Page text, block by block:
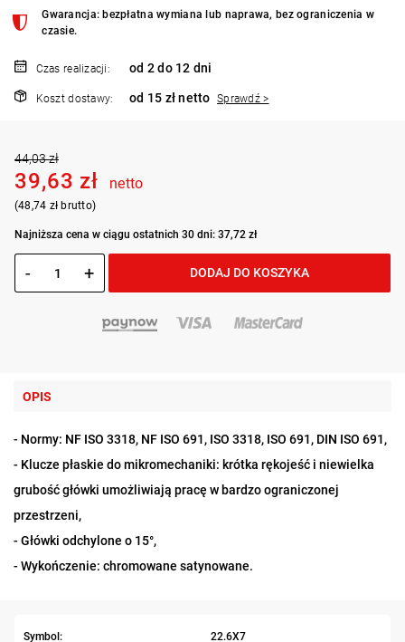
Gwarancja: bezpłatna wymiana lub naprawa, bez ograniczenia w
czasie.
Czas realizacji: od 2 do 12 dni
Koszt dostawy: od 15 zł netto Sprawdź >
44,03 zł
39,63 zł netto
(48,74 zł brutto)
Najniższa cena w ciągu ostatnich 30 dni: 37,72 zł
- + DODAJ DO KOSZYKA
OPIS
- Normy: NF ISO 3318, NF ISO 691, ISO 3318, ISO 691, DIN ISO 691,
- Klucze płaskie do mikromechaniki: krótka rękojeść i niewielka
grubość główki umożliwiają pracę w bardzo ograniczonej
przestrzeni,
- Główki odchylone o 15°,
- Wykończenie: chromowane satynowane.
Symbol: 22.6X7